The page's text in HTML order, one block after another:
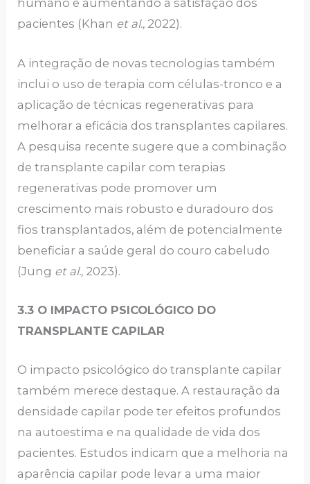
humano e aumentando a satisfação dos
pacientes (Khan et al., 2022).
A integração de novas tecnologias também
inclui o uso de terapia com células-tronco e a
aplicação de técnicas regenerativas para
melhorar a eficácia dos transplantes capilares.
A pesquisa recente sugere que a combinação
de transplante capilar com terapias
regenerativas pode promover um
crescimento mais robusto e duradouro dos
fios transplantados, além de potencialmente
beneficiar a saúde geral do couro cabeludo
(Jung et al., 2023).
3.3 O IMPACTO PSICOLÓGICO DO
TRANSPLANTE CAPILAR
O impacto psicológico do transplante capilar
também merece destaque. A restauração da
densidade capilar pode ter efeitos profundos
na autoestima e na qualidade de vida dos
pacientes. Estudos indicam que a melhoria na
aparência capilar pode levar a uma maior